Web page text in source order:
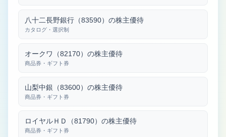
八十二長野銀行（83590）の株主優待
カタログ・選択制
オークワ（82170）の株主優待
商品券・ギフト券
山梨中銀（83600）の株主優待
商品券・ギフト券
ロイヤルＨＤ（81790）の株主優待
商品券・ギフト券